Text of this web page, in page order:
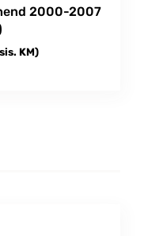
2000-2007
KM)